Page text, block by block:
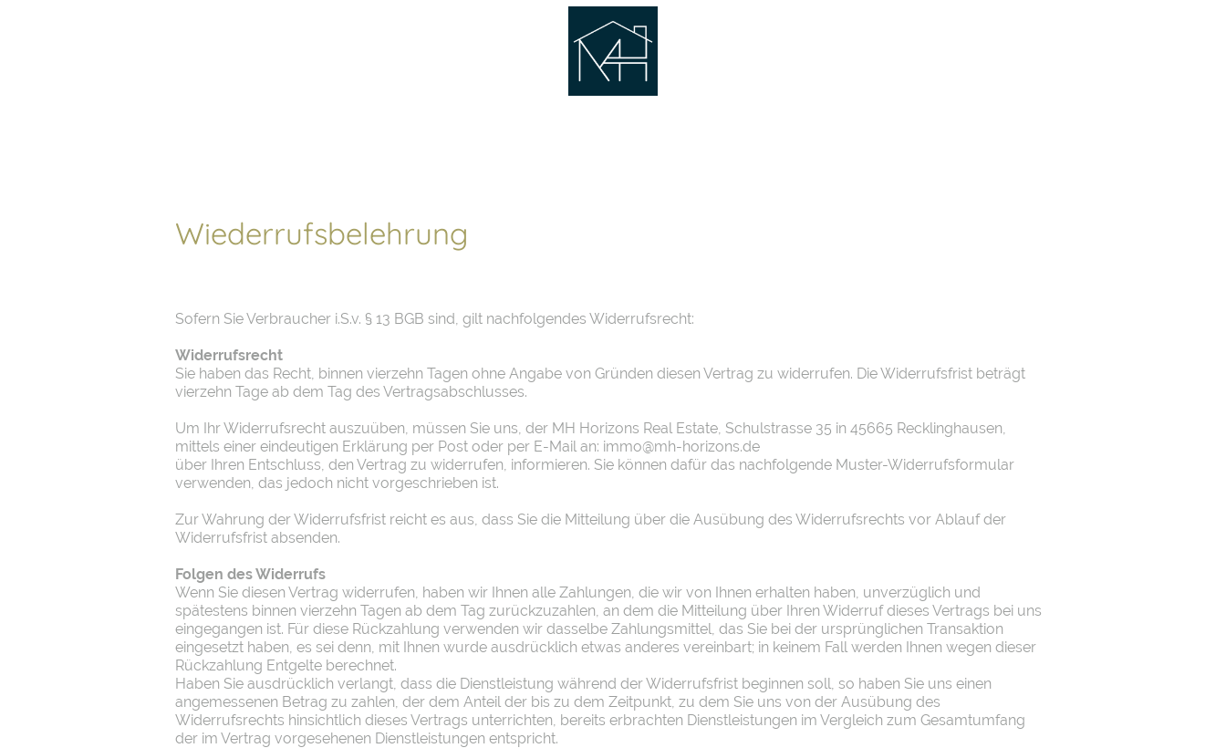
Wiederrufsbelehrung
Sofern Sie Verbraucher i.S.v. § 13 BGB sind, gilt nachfolgendes Widerrufsrecht:
Widerrufsrecht
Sie haben das Recht, binnen vierzehn Tagen ohne Angabe von Gründen diesen Vertrag zu widerrufen. Die Widerrufsfrist beträgt
vierzehn Tage ab dem Tag des Vertragsabschlusses.
Um Ihr Widerrufsrecht auszuüben, müssen Sie uns, der MH Horizons Real Estate, Schulstrasse 35 in 45665 Recklinghausen,
mittels einer eindeutigen Erklärung per Post oder per E-Mail an: immo@mh-horizons.de
über Ihren Entschluss, den Vertrag zu widerrufen, informieren. Sie können dafür das nachfolgende Muster-Widerrufsformular
verwenden, das jedoch nicht vorgeschrieben ist.
Zur Wahrung der Widerrufsfrist reicht es aus, dass Sie die Mitteilung über die Ausübung des Widerrufsrechts vor Ablauf der
Widerrufsfrist absenden.
Folgen des Widerrufs
Wenn Sie diesen Vertrag widerrufen, haben wir Ihnen alle Zahlungen, die wir von Ihnen erhalten haben, unverzüglich und
spätestens binnen vierzehn Tagen ab dem Tag zurückzuzahlen, an dem die Mitteilung über Ihren Widerruf dieses Vertrags bei uns
eingegangen ist. Für diese Rückzahlung verwenden wir dasselbe Zahlungsmittel, das Sie bei der ursprünglichen Transaktion
eingesetzt haben, es sei denn, mit Ihnen wurde ausdrücklich etwas anderes vereinbart; in keinem Fall werden Ihnen wegen dieser
Rückzahlung Entgelte berechnet.
Haben Sie ausdrücklich verlangt, dass die Dienstleistung während der Widerrufsfrist beginnen soll, so haben Sie uns einen
angemessenen Betrag zu zahlen, der dem Anteil der bis zu dem Zeitpunkt, zu dem Sie uns von der Ausübung des
Widerrufsrechts hinsichtlich dieses Vertrags unterrichten, bereits erbrachten Dienstleistungen im Vergleich zum Gesamtumfang
der im Vertrag vorgesehenen Dienstleistungen entspricht.